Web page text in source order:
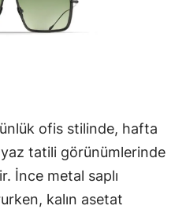
ofis stilinde, hafta
tatili görünümlerinde
İnce metal saplı
kalın asetat